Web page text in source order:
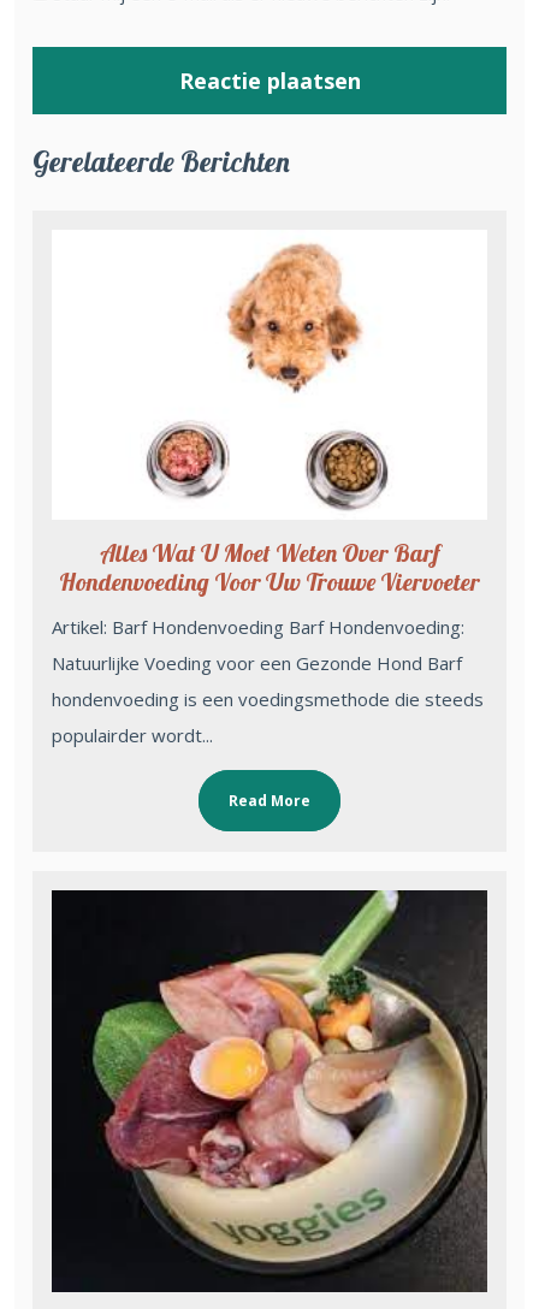
Gerelateerde Berichten
Alles Wat U Moet Weten Over Barf
Hondenvoeding Voor Uw Trouwe Viervoeter
Artikel: Barf Hondenvoeding Barf Hondenvoeding:
Natuurlijke Voeding voor een Gezonde Hond Barf
hondenvoeding is een voedingsmethode die steeds
populairder wordt...
Read More